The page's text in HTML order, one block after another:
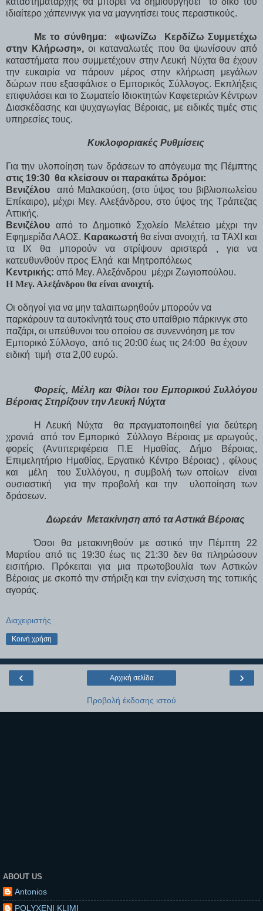
ιδιαίτερο χάπενινγκ για να μαγνητίσει τους περαστικούς.
Με το σύνθημα: «ψωνίΖω
ΚερδίΖω Συμμετέχω
στην Κλήρωση», οι καταναλωτές που θα ψωνίσουν από
καταστήματα που συμμετέχουν στην Λευκή Νύχτα θα έχουν
την ευκαιρία να πάρουν μέρος στην κλήρωση μεγάλων
δώρων που εξασφάλισε ο Εμπορικός Σύλλογος. Εκπλήξεις
επιφυλάσει και το Σωματείο Ιδιοκτητών Καφετεριών Κέντρων
Διασκέδασης και ψυχαγωγίας Βέροιας, με ειδικές τιμές στις
υπηρεσίες τους.
Κυκλοφοριακές Ρυθμίσεις
Για την υλοποίηση των δράσεων το απόγευμα της Πέμπτης
στις 19:30 θα κλείσουν οι παρακάτω δρόμοι:
Βενιζέλου
από Μαλακούση, (στο ύψος του βιβλιοπωλείου
Επίκαιρο), μέχρι Μεγ. Αλεξάνδρου, στο ύψος της Τράπεζας
Αττικής.
Βενιζέλου από το Δημοτικό Σχολείο Μελέτειο μέχρι την
Εφημερίδα ΛΑΟΣ. Καρακωστή θα είναι ανοιχτή, τα TAXI και
τα ΙΧ θα μπορούν να στρίψουν αριστερά , για να
κατευθυνθούν προς Εληά και Μητροπόλεως
Κεντρικής: από Μεγ. Αλεξάνδρου μέχρι Ζωγιοπούλου.
Η Μεγ. Αλεξάνδρου θα είναι ανοιχτή.
Οι οδηγοί για να μην ταλαιπωρηθούν μπορούν να
παρκάρουν τα αυτοκίνητά τους στο υπαίθριο πάρκινγκ στο
παζάρι, οι υπεύθυνοι του οποίου σε συνεννόηση με τον
Εμπορικό Σύλλογο, από τις 20:00 έως τις 24:00 θα έχουν
ειδική τιμή στα 2,00 ευρώ.
Φορείς, Μέλη και Φίλοι του Εμπορικού Συλλόγου
Βέροιας Στηρίζουν την Λευκή Νύχτα
Η Λευκή Νύχτα
θα πραγματοποιηθεί για δεύτερη
χρονιά
από τον Εμπορικό
Σύλλογο Βέροιας με αρωγούς,
φορείς (Αντιπεριφέρεια Π.Ε Ημαθίας, Δήμο Βέροιας,
Επιμελητήριο Ημαθίας, Εργατικό Κέντρο Βέροιας) , φίλους
και
μέλη του Συλλόγου, η συμβολή των οποίων
είναι
ουσιαστική
για την προβολή και την
υλοποίηση των
δράσεων.
Δωρεάν Μετακίνηση από τα Αστικά Βέροιας
Όσοι θα μετακινηθούν με αστικό την Πέμπτη 22
Μαρτίου από τις 19:30 έως τις 21:30 δεν θα πληρώσουν
εισιτήριο. Πρόκειται για μια πρωτοβουλία των Αστικών
Βέροιας με σκοπό την στήριξη και την ενίσχυση της τοπικής
αγοράς.
Διαχειριστής
Κοινή χρήση
‹ ›
Αρχική σελίδα
Προβολή έκδοσης ιστού
ABOUT US
Antonios
POLYXENI KLIMI